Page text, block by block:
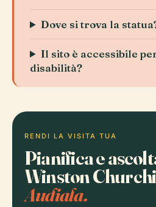
Dove si trova la
Il sito è accessibile
disabilità?
RENDI LA VISITA TUA
Pianifica e
Winston
Audiala.